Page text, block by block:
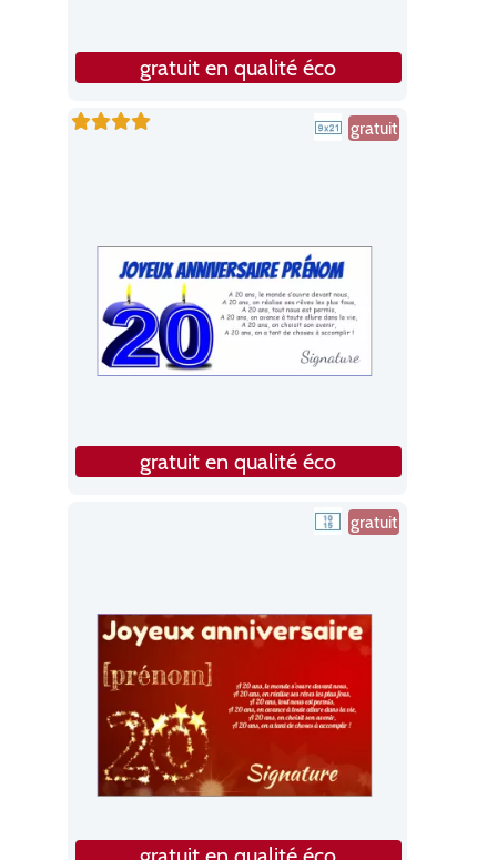
gratuit en qualité éco
gratuit
gratuit en qualité éco
gratuit